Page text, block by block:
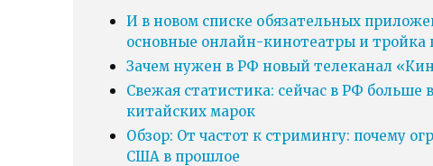
И в новом списке обязательных
основные онлайн-кинотеатры и тройка
Зачем нужен в РФ новый телеканал
Свежая статистика: сейчас в РФ
китайских марок
Обзор: От частот к стримингу: почему
США в прошлое